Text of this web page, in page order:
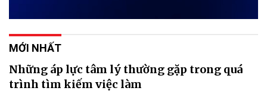
MỚI NHẤT
Những áp lực tâm lý thường gặp trong quá
trình tìm kiếm việc làm